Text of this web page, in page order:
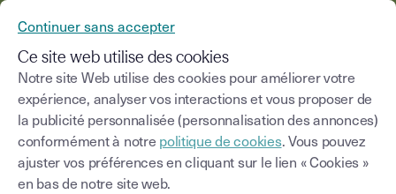
Blog
Choisir une catégorie Saisissez un terme
Continuer sans accepter
Ce site web utilise des cookies
Notre site Web utilise des cookies pour améliorer votre
expérience, analyser vos interactions et vous proposer de
la publicité personnalisée (personnalisation des annonces)
conformément à notre politique de cookies. Vous pouvez
ajuster vos préférences en cliquant sur le lien « Cookies »
en bas de notre site web.